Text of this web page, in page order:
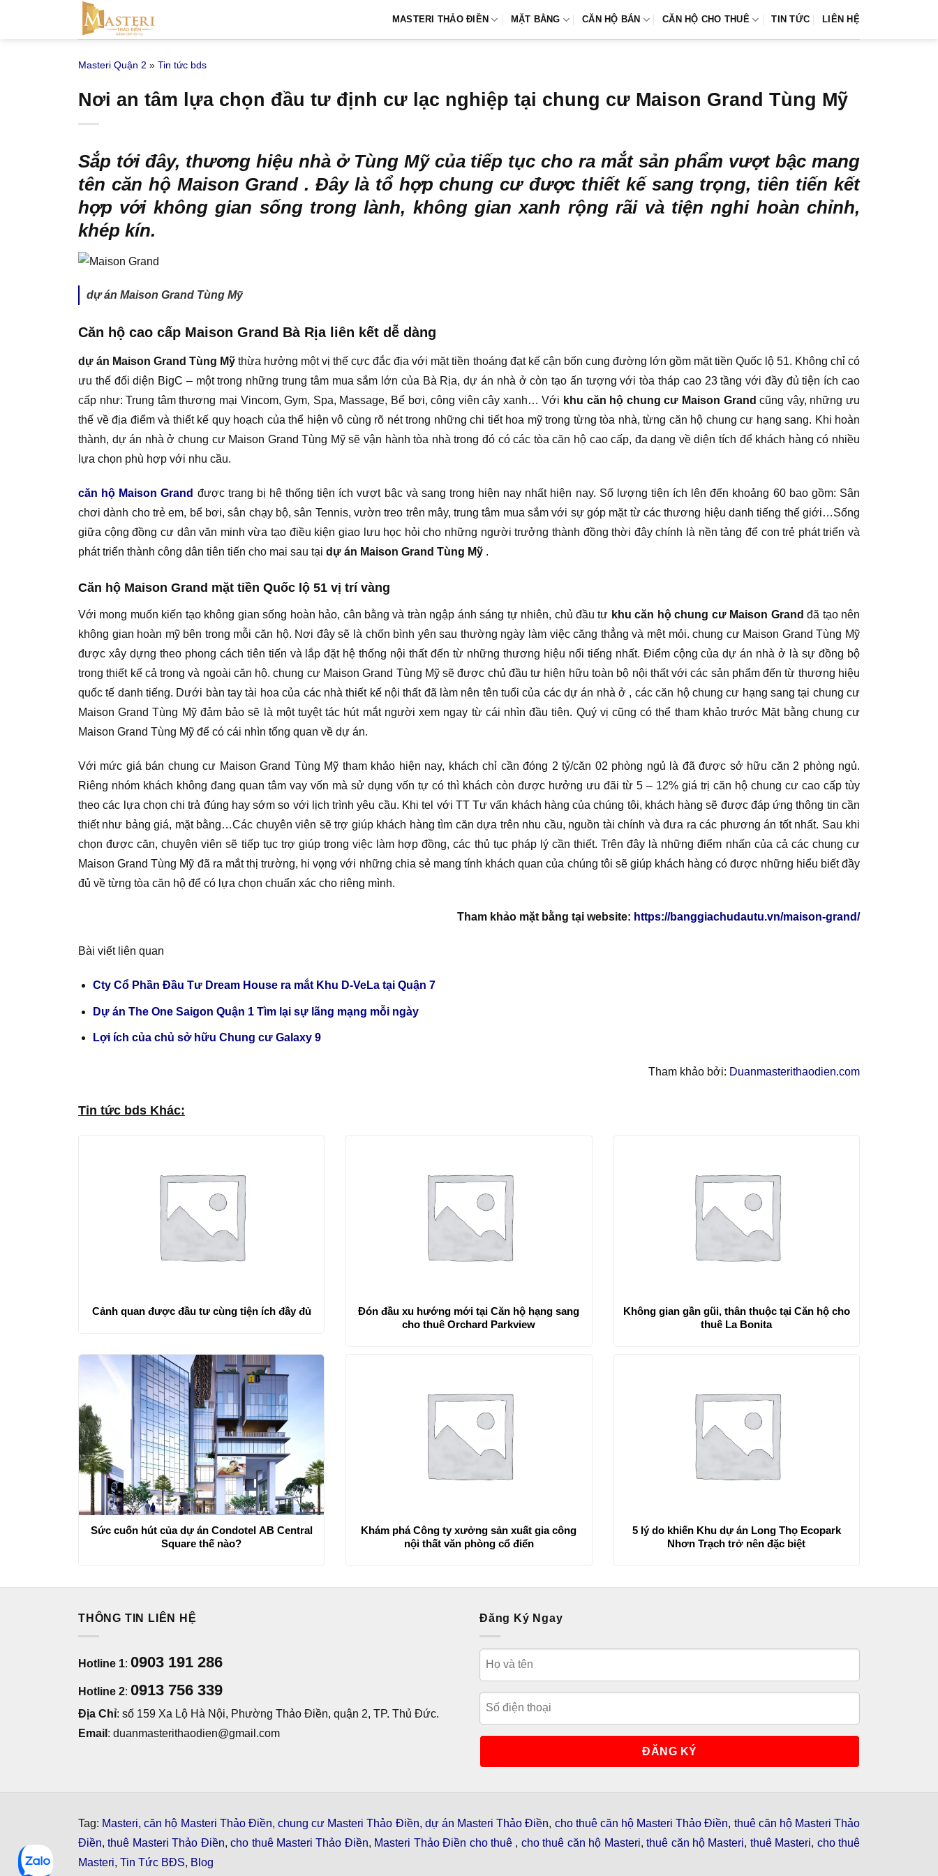
MASTERI THẢO ĐIỀN MẶT BẰNG CĂN HỘ BÁN CĂN HỘ CHO THUÊ TIN TỨC LIÊN HỆ
Masteri Quận 2 » Tin tức bds
Nơi an tâm lựa chọn đầu tư định cư lạc nghiệp tại chung cư Maison Grand Tùng Mỹ
Sắp tới đây, thương hiệu nhà ở Tùng Mỹ của tiếp tục cho ra mắt sản phẩm vượt bậc mang
tên căn hộ Maison Grand. Đây là tổ hợp chung cư được thiết kế sang trọng, tiên tiến kết
hợp với không gian sống trong lành, không gian xanh rộng rãi và tiện nghi hoàn chỉnh,
khép kín.
dự án Maison Grand Tùng Mỹ
Căn hộ cao cấp Maison Grand Bà Rịa liên kết dễ dàng
dự án Maison Grand Tùng Mỹ thừa hưởng một vị thế cực đắc địa với mặt tiền thoáng đạt kế cận bốn cung đường lớn gồm mặt tiền Quốc lộ 51. Không chỉ có
ưu thế đối diện BigC – một trong những trung tâm mua sắm lớn của Bà Rịa, dự án nhà ở còn tạo ấn tượng với tòa tháp cao 23 tầng với đầy đủ tiện ích cao
cấp như: Trung tâm thương mại Vincom, Gym, Spa, Massage, Bể bơi, công viên cây xanh… Với khu căn hộ chung cư Maison Grand cũng vậy, những ưu
thế về địa điểm và thiết kế quy hoạch của thể hiện vô cùng rõ nét trong những chi tiết hoa mỹ trong từng tòa nhà, từng căn hộ chung cư hạng sang. Khi hoàn
thành, dự án nhà ở chung cư Maison Grand Tùng Mỹ sẽ vận hành tòa nhà trong đó có các tòa căn hộ cao cấp, đa dạng về diện tích để khách hàng có nhiều
lựa chọn phù hợp với nhu cầu.
căn hộ Maison Grand được trang bị hệ thống tiện ích vượt bậc và sang trong hiện nay nhất hiện nay. Số lượng tiện ích lên đến khoảng 60 bao gồm: Sân
chơi dành cho trẻ em, bể bơi, sân chạy bộ, sân Tennis, vườn treo trên mây, trung tâm mua sắm với sự góp mặt từ các thương hiệu danh tiếng thế giới…Sống
giữa cộng đồng cư dân văn minh vừa tạo điều kiện giao lưu học hỏi cho những người trưởng thành đồng thời đây chính là nền tảng để con trẻ phát triển và
phát triển thành công dân tiên tiến cho mai sau tại dự án Maison Grand Tùng Mỹ .
Căn hộ Maison Grand mặt tiền Quốc lộ 51 vị trí vàng
Với mong muốn kiến tạo không gian sống hoàn hảo, cân bằng và tràn ngập ánh sáng tự nhiên, chủ đầu tư khu căn hộ chung cư Maison Grand đã tạo nên
không gian hoàn mỹ bên trong mỗi căn hộ. Nơi đây sẽ là chốn bình yên sau thường ngày làm việc căng thẳng và mệt mỏi. chung cư Maison Grand Tùng Mỹ
được xây dựng theo phong cách tiên tiến và lắp đặt hệ thống nội thất đến từ những thương hiệu nổi tiếng nhất. Điểm cộng của dự án nhà ở là sự đồng bộ
trong thiết kế cả trong và ngoài căn hộ. chung cư Maison Grand Tùng Mỹ sẽ được chủ đầu tư hiện hữu toàn bộ nội thất với các sản phẩm đến từ thương hiệu
quốc tế danh tiếng. Dưới bàn tay tài hoa của các nhà thiết kế nội thất đã làm nên tên tuổi của các dự án nhà ở , các căn hộ chung cư hạng sang tại chung cư
Maison Grand Tùng Mỹ đảm bảo sẽ là một tuyệt tác hút mắt người xem ngay từ cái nhìn đầu tiên. Quý vị cũng có thể tham khảo trước Mặt bằng chung cư
Maison Grand Tùng Mỹ để có cái nhìn tổng quan về dự án.
Với mức giá bán chung cư Maison Grand Tùng Mỹ tham khảo hiện nay, khách chỉ cần đóng 2 tỷ/căn 02 phòng ngủ là đã được sở hữu căn 2 phòng ngủ.
Riêng nhóm khách không đang quan tâm vay vốn mà sử dụng vốn tự có thì khách còn được hưởng ưu đãi từ 5 – 12% giá trị căn hộ chung cư cao cấp tùy
theo các lựa chọn chi trả đúng hay sớm so với lịch trình yêu cầu. Khi tel với TT Tư vấn khách hàng của chúng tôi, khách hàng sẽ được đáp ứng thông tin cần
thiết như bảng giá, mặt bằng…Các chuyên viên sẽ trợ giúp khách hàng tìm căn dựa trên nhu cầu, nguồn tài chính và đưa ra các phương án tốt nhất. Sau khi
chọn được căn, chuyên viên sẽ tiếp tục trợ giúp trong việc làm hợp đồng, các thủ tục pháp lý cần thiết. Trên đây là những điểm nhấn của cả các chung cư
Maison Grand Tùng Mỹ đã ra mắt thị trường, hi vọng với những chia sẻ mang tính khách quan của chúng tôi sẽ giúp khách hàng có được những hiểu biết đầy
đủ về từng tòa căn hộ để có lựa chọn chuẩn xác cho riêng mình.
Tham khảo mặt bằng tại website: https://banggiachudautu.vn/maison-grand/
Bài viết liên quan
Cty Cổ Phần Đầu Tư Dream House ra mắt Khu D-VeLa tại Quận 7
Dự án The One Saigon Quận 1 Tìm lại sự lãng mạng mỗi ngày
Lợi ích của chủ sở hữu Chung cư Galaxy 9
Tham khảo bởi: Duanmasterithaodien.com
Tin tức bds Khác:
Cảnh quan được đầu tư cùng tiện ích đầy đủ
Đón đầu xu hướng mới tại Căn hộ hạng sang
cho thuê Orchard Parkview
Không gian gần gũi, thân thuộc tại Căn hộ cho
thuê La Bonita
Sức cuốn hút của dự án Condotel AB Central
Square thế nào?
Khám phá Công ty xưởng sản xuất gia công
nội thất văn phòng cổ điển
5 lý do khiến Khu dự án Long Thọ Ecopark
Nhơn Trạch trở nên đặc biệt
THÔNG TIN LIÊN HỆ
Hotline 1: 0903 191 286
Hotline 2: 0913 756 339
Địa Chỉ: số 159 Xa Lộ Hà Nội, Phường Thảo Điền, quận 2, TP. Thủ Đức.
Email : duanmasterithaodien@gmail.com
Đăng Ký Ngay
Tag: Masteri,căn hộ Masteri Thảo Điền,chung cư Masteri Thảo Điền, dự án Masteri Thảo Điền, cho thuê căn hộ Masteri Thảo Điền, thuê căn hộ Masteri Thảo
Điền,thuê Masteri Thảo Điền,cho thuê Masteri Thảo Điền, Masteri Thảo Điền cho thuê , cho thuê căn hộ Masteri,thuê căn hộ Masteri, thuê Masteri, cho thuê
Masteri, Tin Tức BĐS, Blog